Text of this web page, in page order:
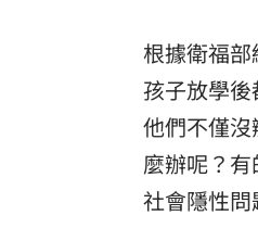
根據衛福
孩子放學
他們不僅
麼辦呢？
社會隱性問